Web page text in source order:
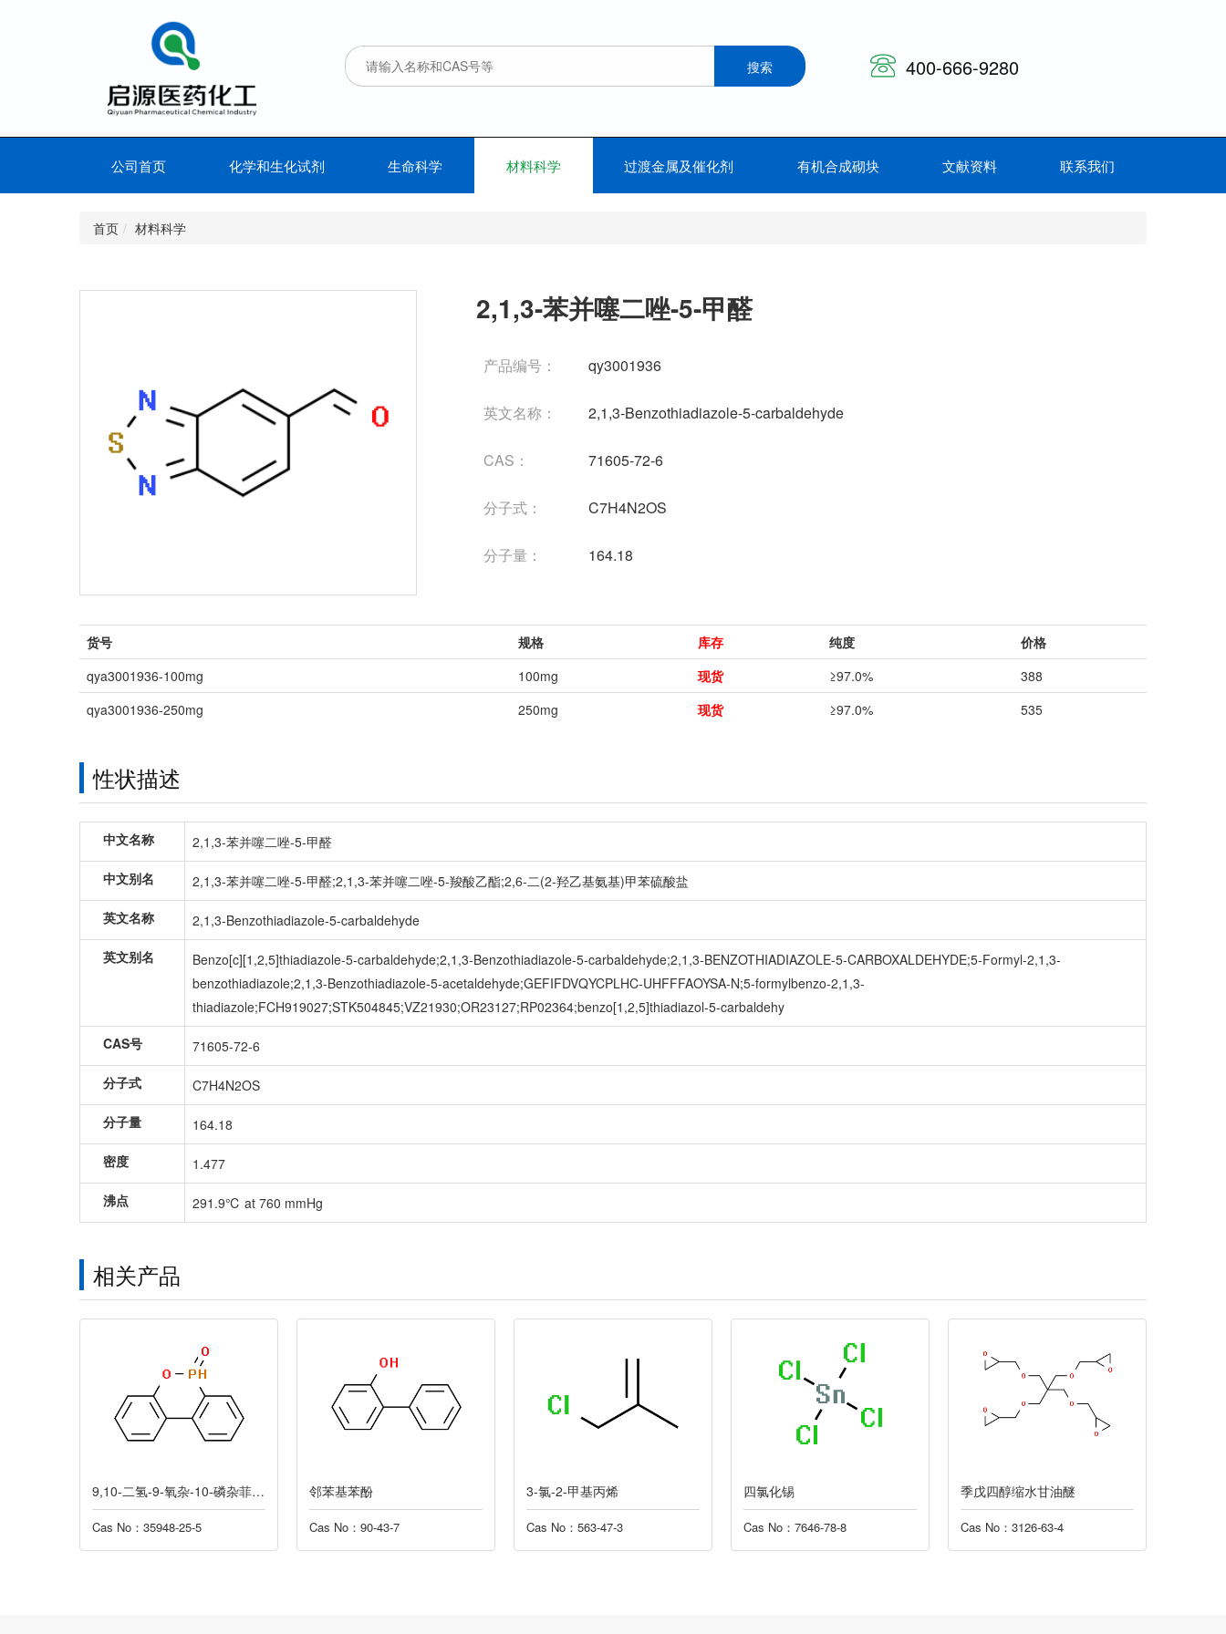
400-666-9280
公司首页 化学和生化试剂 生命科学 材料科学 过渡金属及催化剂 有机合成砌块 文献资料 联系我们
首页 材料科学
2,1,3-苯并噻二唑-5-甲醛
产品编号： qy3001936
英文名称： 2,1,3-Benzothiadiazole-5-carbaldehyde
CAS： 71605-72-6
分子式： C7H4N2OS
分子量： 164.18
货号 规格 库存 纯度
价格
qya3001936-100mg
100mg 现货 ≥97.0%
388
qya3001936-250mg
250mg 现货 ≥97.0% 535
性状描述
中文名称
2,1,3-苯并噻二唑-5-甲醛
中文别名
2,1,3-苯并噻二唑-5-甲醛;2,1,3-苯并噻二唑-5-羧酸乙酯;2,6-二(2-羟乙基氨基)甲苯硫酸盐
英文名称
2,1,3-Benzothiadiazole-5-carbaldehyde
英文别名
Benzo[c][1,2,5]thiadiazole-5-carbaldehyde;2,1,3-Benzothiadiazole-5-carbaldehyde;2,1,3-BENZOTHIADIAZOLE-5-CARBOXALDEHYDE;5-Formyl-2,1,3-
benzothiadiazole;2,1,3-Benzothiadiazole-5-acetaldehyde;GEFIFDVQYCPLHC-UHFFFAOYSA-N;5-formylbenzo-2,1,3-
thiadiazole;FCH919027;STK504845;VZ21930;OR23127;RP02364;benzo[1,2,5]thiadiazol-5-carbaldehy
CAS号
71605-72-6
分子式
C7H4N2OS
分子量
164.18
密度
1.477
沸点
291.9℃ at 760 mmHg
相关产品
9,10-二氢-9-氧杂-10-磷杂菲-10-氧化物
Cas No：35948-25-5
邻苯基苯酚
Cas No：90-43-7
3-氯-2-甲基丙烯
Cas No：563-47-3
四氯化锡
Cas No：7646-78-8
季戊四醇缩水甘油醚
Cas No：3126-63-4